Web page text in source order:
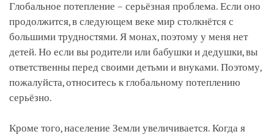
Глобальное потепление – серьёзная проблема. Если оно
продолжится, в следующем веке мир столкнётся с
большими трудностями. Я монах, поэтому у меня нет
детей. Но если вы родители или бабушки и дедушки, вы
ответственны перед своими детьми и внуками. Поэтому,
пожалуйста, относитесь к глобальному потеплению
серьёзно.
Кроме того, население Земли увеличивается. Когда я